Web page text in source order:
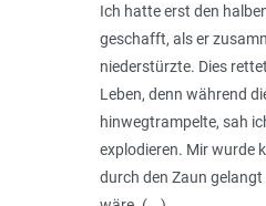
Ich hatte erst den
geschafft, als er
niederstürzte. Dies
Leben, denn während
hinwegtrampelte, sah
explodieren. Mir wurde
durch den Zaun